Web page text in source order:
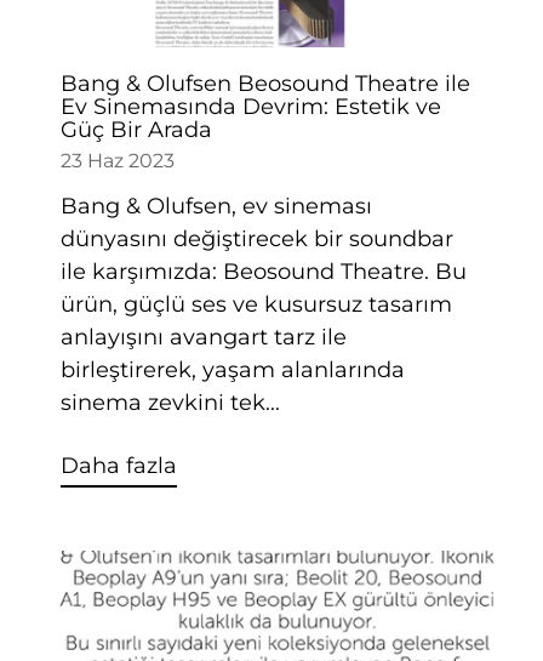
Bang & Olufsen Beosound Theatre ile
Ev Sinemasında Devrim: Estetik ve
Güç Bir Arada
23 Haz 2023
Bang & Olufsen, ev sineması
dünyasını değiştirecek bir soundbar
ile karşımızda: Beosound Theatre. Bu
ürün, güçlü ses ve kusursuz tasarım
anlayışını avangart tarz ile
birleştirerek, yaşam alanlarında
sinema zevkini tek...
Daha fazla